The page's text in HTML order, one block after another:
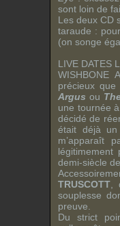
sont loin de
Les deux CD
taraude :
(on songe
LIVE DATES
WISHBONE
précieux que
Argus ou
une tournée
décidé de
était déjà
m’apparaît
légitimement
demi-siècle
TRUSCOTT
souplesse
preuve.
Du strict